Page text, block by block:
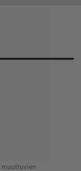
muuttuvien
sisältö